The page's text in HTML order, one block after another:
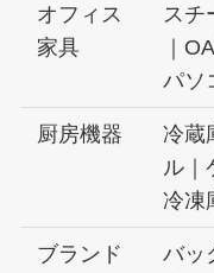
オフィス
家具
スチ
｜
パソ
厨房機器
冷蔵
ル｜
冷凍
ブランド
バッ